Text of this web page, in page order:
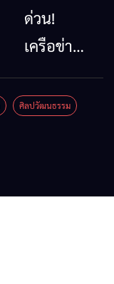
นาตะวัน
ออก
รวมของดี
สินค้าเด่น
ด่วน!
เครือข่าย
ลุ่มน้ำกก
ยื่น 5 ข้อ
ศิลปวัฒนธรรม